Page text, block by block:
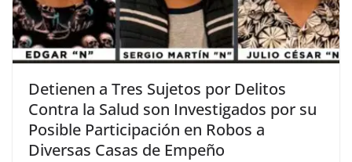
Detienen a Tres Sujetos por Delitos
Contra la Salud son Investigados por su
Posible Participación en Robos a
Diversas Casas de Empeño